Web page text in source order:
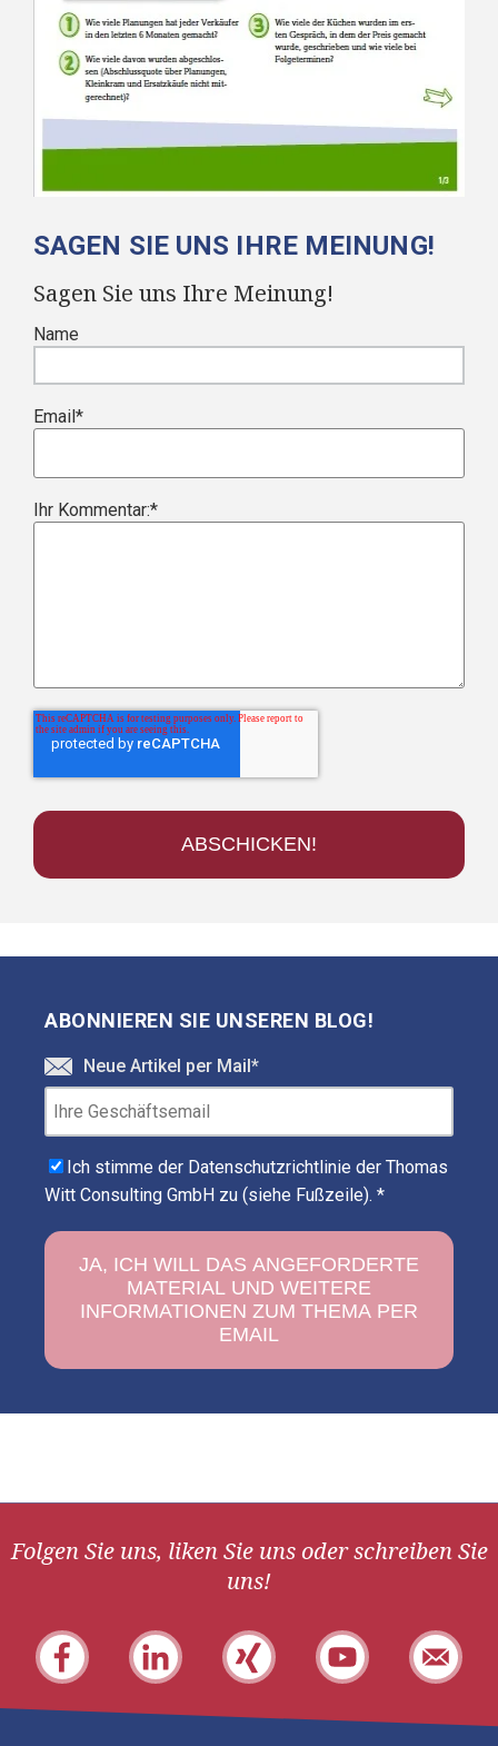
SAGEN SIE UNS IHRE MEINUNG!
Sagen Sie uns Ihre Meinung!
Name
Email *
Ihr Kommentar:*
ABONNIEREN SIE UNSEREN BLOG!
Neue Artikel per Mail *
Ich stimme der Datenschutzrichtlinie der Thomas
Witt Consulting GmbH zu (siehe Fußzeile). *
Folgen Sie uns, liken Sie uns oder schreiben Sie
uns!